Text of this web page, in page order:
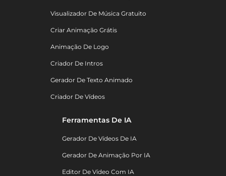
Visualizador De Música Gratuito
Criar Animação Grátis
Animação De Logo
Criador De Intros
Gerador De Texto Animado
Criador De Vídeos
Ferramentas De IA
Gerador De Vídeos De IA
Gerador De Animação Por IA
Editor De Vídeo Com IA